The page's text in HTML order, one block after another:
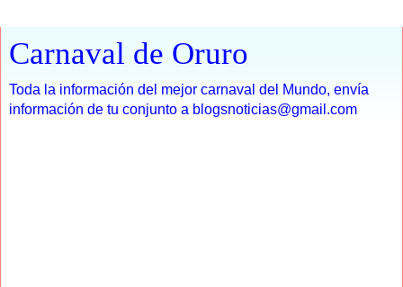
Carnaval de Oruro
Toda la información del mejor carnaval del Mundo, envía
información de tu conjunto a blogsnoticias@gmail.com